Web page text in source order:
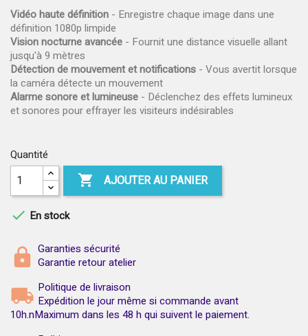
Vidéo haute définition - Enregistre chaque image dans une
définition 1080p limpide
Vision nocturne avancée - Fournit une distance visuelle allant
jusqu'à 9 mètres
Détection de mouvement et notifications - Vous avertit lorsque
la caméra détecte un mouvement
Alarme sonore et lumineuse - Déclenchez des effets lumineux
et sonores pour effrayer les visiteurs indésirables
Quantité
 AJOUTER AU PANIER
 En stock
Garanties sécurité
Garantie retour atelier
Politique de livraison
Expédition le jour même si commande avant
10h.nMaximum dans les 48 h qui suivent le paiement.